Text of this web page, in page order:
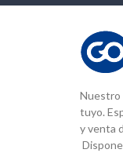
Nuestro
tuyo.
y venta